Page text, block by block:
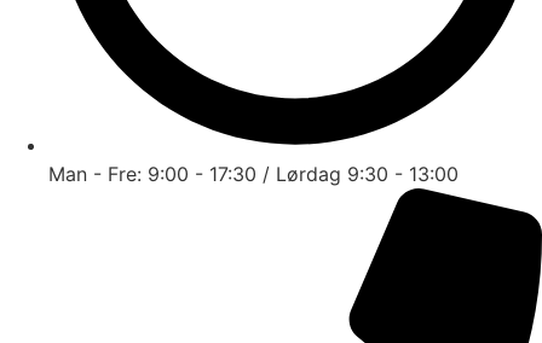
Man - Fre: 9:00 - 17:30 / Lørdag 9:30 - 13:00